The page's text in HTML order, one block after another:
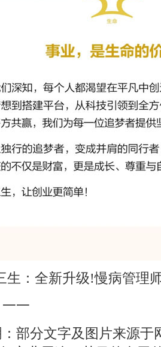
生：全新升级!慢病管理
一
：部分文字及图片来源